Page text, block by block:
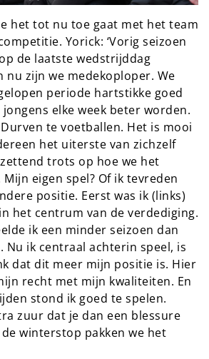
het tot nu toe gaat met het team
Yorick: ‘Vorig seizoen
de laatste wedstrijddag
nu zijn we medekoploper. We
periode hartstikke goed
jongens elke week beter worden.
te voetballen. Het is mooi
het uiterste van zichzelf
trots op hoe we het
eigen spel? Of ik tevreden
positie. Eerst was ik (links)
het centrum van de verdediging.
ik een minder seizoen dan
Nu ik centraal achterin speel, is
dat dit meer mijn positie is. Hier
recht met mijn kwaliteiten. En
stond ik goed te spelen.
zuur dat je dan een blessure
winterstop pakken we het